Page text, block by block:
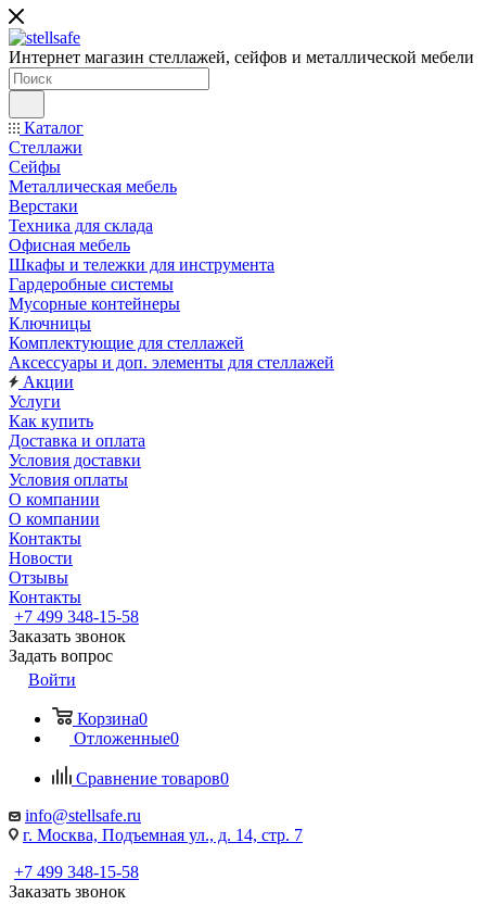
Интернет магазин стеллажей, сейфов и металлической мебели
Каталог
Стеллажи
Сейфы
Металлическая мебель
Верстаки
Техника для склада
Офисная мебель
Шкафы и тележки для инструмента
Гардеробные системы
Мусорные контейнеры
Ключницы
Комплектующие для стеллажей
Аксессуары и доп. элементы для стеллажей
Акции
Услуги
Как купить
Доставка и оплата
Условия доставки
Условия оплаты
О компании
О компании
Контакты
Новости
Отзывы
Контакты
+7 499 348-15-58
Заказать звонок
Задать вопрос
Войти
Корзина0
Отложенные0
Сравнение товаров0
info@stellsafe.ru
г. Москва, Подъемная ул., д. 14, стр. 7
+7 499 348-15-58
Заказать звонок